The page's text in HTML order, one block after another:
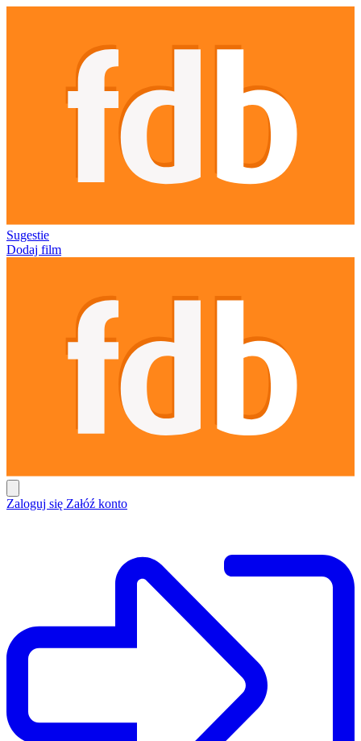
Sugestie
Dodaj film
Zaloguj się Załóź konto